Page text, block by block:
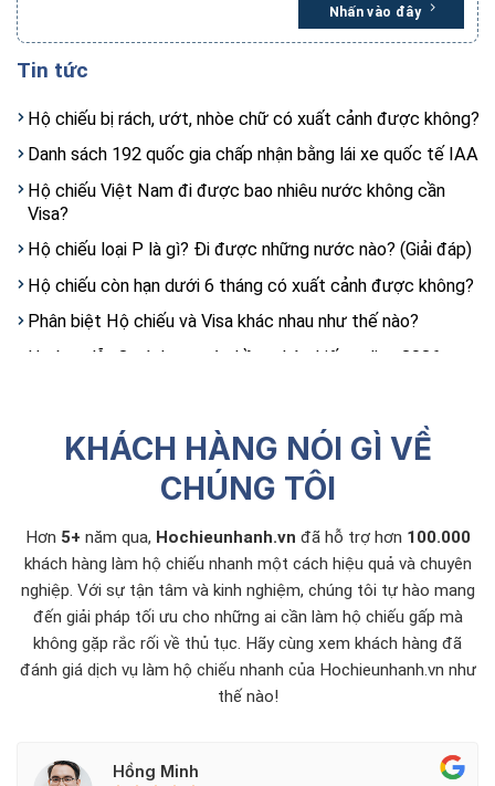
Nhấn vào đây
Tin tức
Hộ chiếu bị rách, ướt, nhòe chữ có xuất cảnh được không?
Danh sách 192 quốc gia chấp nhận bằng lái xe quốc tế IAA
Hộ chiếu Việt Nam đi được bao nhiêu nước không cần
Visa?
Hộ chiếu loại P là gì? Đi được những nước nào? (Giải đáp)
Hộ chiếu còn hạn dưới 6 tháng có xuất cảnh được không?
Phân biệt Hộ chiếu và Visa khác nhau như thế nào?
Hướng dẫn 3 cách tra cứu hồ sơ hộ chiếu online 2026
KHÁCH HÀNG NÓI GÌ VỀ
CHÚNG TÔI
Hơn 5+ năm qua, Hochieunhanh.vn đã hỗ trợ hơn 100.000
khách hàng làm hộ chiếu nhanh một cách hiệu quả và chuyên
nghiệp. Với sự tận tâm và kinh nghiệm, chúng tôi tự hào mang
đến giải pháp tối ưu cho những ai cần làm hộ chiếu gấp mà
không gặp rắc rối về thủ tục. Hãy cùng xem khách hàng đã
đánh giá dịch vụ làm hộ chiếu nhanh của Hochieunhanh.vn như
thế nào!
Hồng Minh